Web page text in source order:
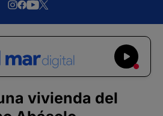
vivienda del